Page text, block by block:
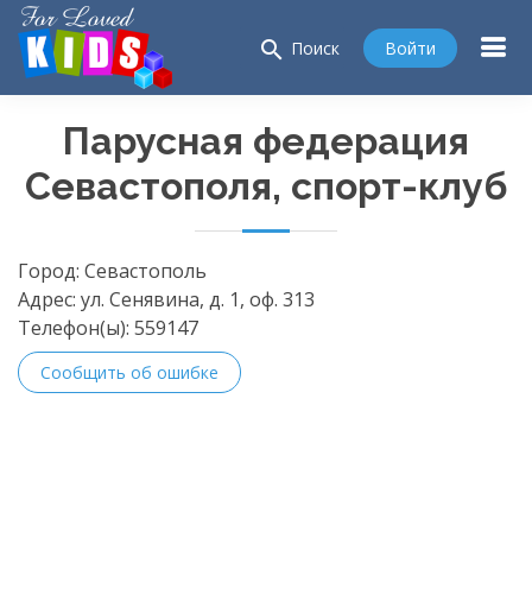
search Поиск Войти
Парусная федерация
Севастополя, спорт-клуб
Город: Севастополь
Адрес: ул. Сенявина, д. 1, оф. 313
Телефон(ы): 559147
Сообщить об ошибке